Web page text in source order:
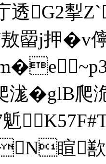
透G2揧
罶j押�v
浝�glB
鬿
睻歚